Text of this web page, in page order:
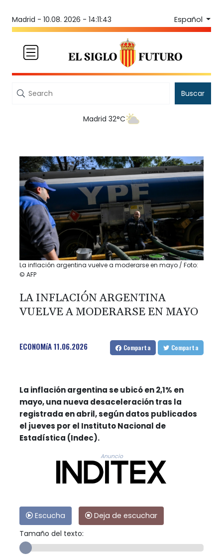
Madrid - 10.08. 2026 - 14:11:43 Español
Buscar
Madrid 32°C
La inflación argentina vuelve a moderarse en mayo / Foto:
© AFP
LA INFLACIÓN ARGENTINA
VUELVE A MODERARSE EN MAYO
ECONOMíA11.06.2026 Comparta Comparta
La inflación argentina se ubicó en 2,1% en
mayo, una nueva desaceleración tras la
registrada en abril, según datos publicados
el jueves por el Instituto Nacional de
Estadística (Indec).
Anuncio
Escucha
Deja de escuchar
Tamaño del texto: